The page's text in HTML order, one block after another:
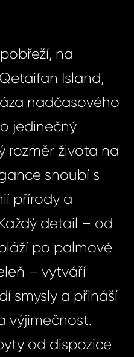
na
Island,
nadčasového
jedinečný
rozměr života na
snoubí s
přírody a
detail – od
po palmové
– vytváří
smysly a přináší
výjimečnost.
od dispozice